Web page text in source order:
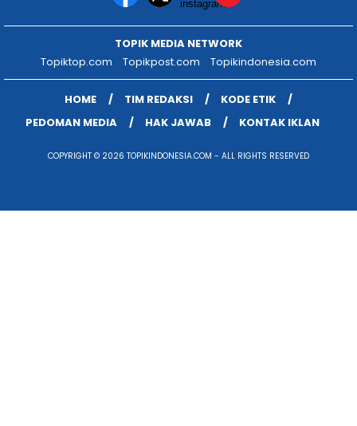
TOPIK MEDIA NETWORK
Topiktop.com
Topikpost.com Topikindonesia.com
HOME TIM REDAKSI
KODE ETIK
PEDOMAN MEDIA
HAK JAWAB KONTAK IKLAN
COPYRIGHT © 2026 TOPIKINDONESIA.COM - ALL RIGHTS RESERVED